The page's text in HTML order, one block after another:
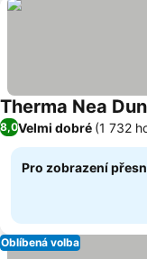
Therma Nea
8,0Velmi dobré (1 732
Pro zobrazení
Oblíbená volba